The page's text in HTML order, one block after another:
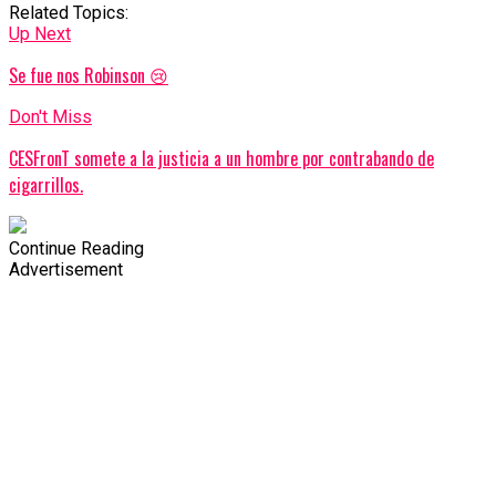
Related Topics:
Up Next
Se fue nos Robinson 😢
Don't Miss
CESFronT somete a la justicia a un hombre por contrabando de
cigarrillos.
Continue Reading
Advertisement